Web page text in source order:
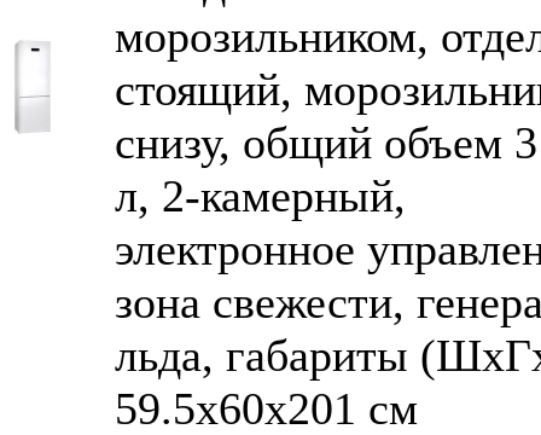
морозильником,
стоящий,
снизу, общий объем
л, 2-камерный,
электронное
зона свежести,
льда, габариты
59.5x60x201 см